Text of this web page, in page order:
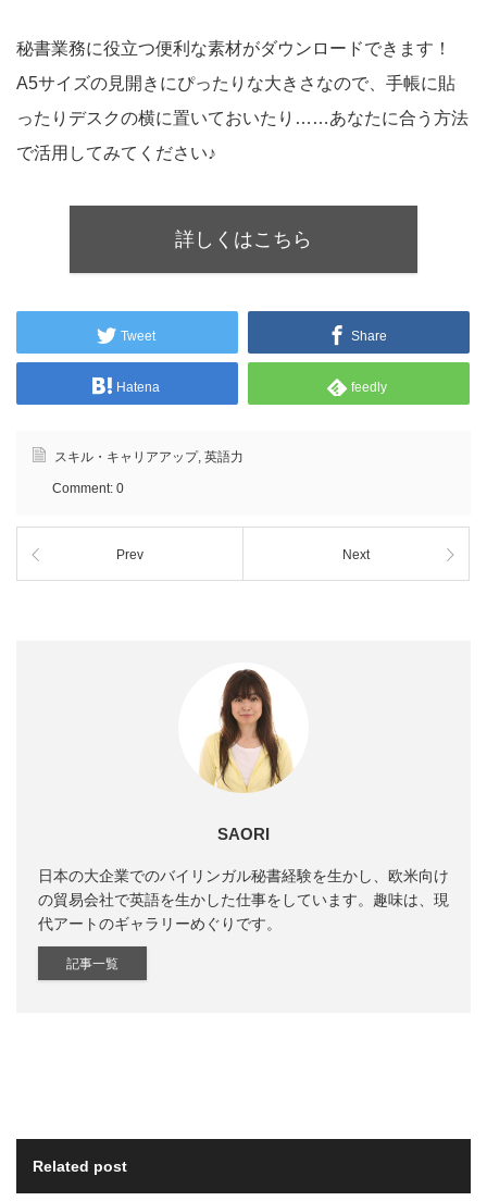
秘書業務に役立つ便利な素材がダウンロードできます！
A5サイズの見開きにぴったりな大きさなので、手帳に貼
ったりデスクの横に置いておいたり……あなたに合う方法
で活用してみてください♪
詳しくはこちら
Tweet Share
Hatena feedly
スキル・キャリアアップ, 英語力
Comment: 0
Prev Next
SAORI
日本の大企業でのバイリンガル秘書経験を生かし、欧米向け
の貿易会社で英語を生かした仕事をしています。趣味は、現
代アートのギャラリーめぐりです。
記事一覧
Related post